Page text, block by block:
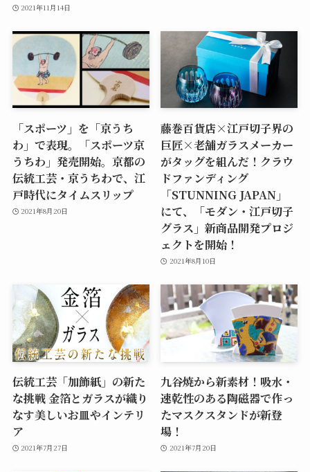
2021年11月14日
「スポーツ」を「京うち
わ」で表現。「スポーツ京
うちわ」発売開始。京都の
伝統工芸・京うちわで、江
戸時代にタイムスリップ
2021年8月20日
藤巻百貨店×江戸切子界の
巨匠×老舗ガラスメーカー
がタッグを組んだ！クラウ
ドファンディング
「STUNNING JAPAN」
にて、「モダン・江戸切子
グラス」新商品開発プロジ
ェクトを開始！
2021年8月10日
伝統工芸「加飾紙」の新た
な挑戦 金箔とガラスが織り
なす美しいお皿やインテリ
ア
2021年7月27日
九谷焼から新素材！吸水・
速乾性のある陶磁器で作っ
たマスクスタンドが新登
場！
2021年7月20日